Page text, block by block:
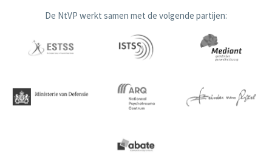
De NtVP werkt samen met de volgende partijen: